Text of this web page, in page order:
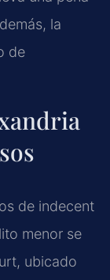
la
de
de indecent
menor se
ubicado